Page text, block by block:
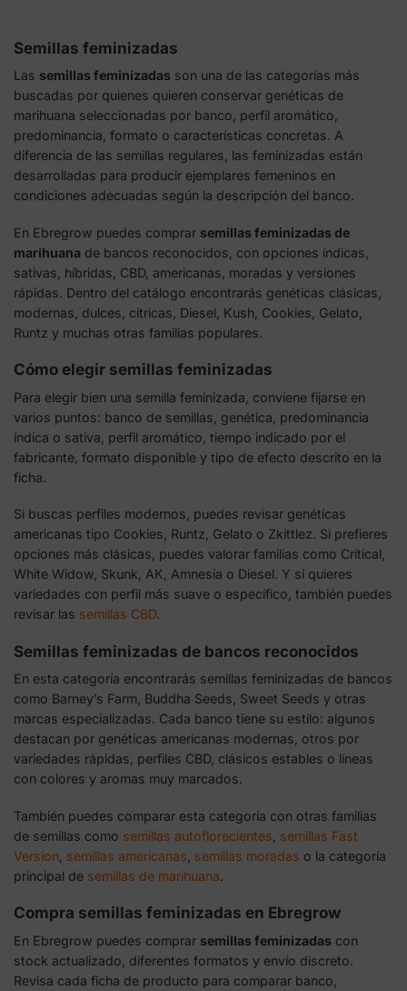
Semillas feminizadas
Las semillas feminizadas son una de las categorías más
buscadas por quienes quieren conservar genéticas de
marihuana seleccionadas por banco, perfil aromático,
predominancia, formato o características concretas. A
diferencia de las semillas regulares, las feminizadas están
desarrolladas para producir ejemplares femeninos en
condiciones adecuadas según la descripción del banco.
En Ebregrow puedes comprar semillas feminizadas de
marihuana de bancos reconocidos, con opciones índicas,
sativas, híbridas, CBD, americanas, moradas y versiones
rápidas. Dentro del catálogo encontrarás genéticas clásicas,
modernas, dulces, cítricas, Diesel, Kush, Cookies, Gelato,
Runtz y muchas otras familias populares.
Cómo elegir semillas feminizadas
Para elegir bien una semilla feminizada, conviene fijarse en
varios puntos: banco de semillas, genética, predominancia
índica o sativa, perfil aromático, tiempo indicado por el
fabricante, formato disponible y tipo de efecto descrito en la
ficha.
Si buscas perfiles modernos, puedes revisar genéticas
americanas tipo Cookies, Runtz, Gelato o Zkittlez. Si prefieres
opciones más clásicas, puedes valorar familias como Critical,
White Widow, Skunk, AK, Amnesia o Diesel. Y si quieres
variedades con perfil más suave o específico, también puedes
revisar las semillas CBD.
Semillas feminizadas de bancos reconocidos
En esta categoría encontrarás semillas feminizadas de bancos
como Barney’s Farm, Buddha Seeds, Sweet Seeds y otras
marcas especializadas. Cada banco tiene su estilo: algunos
destacan por genéticas americanas modernas, otros por
variedades rápidas, perfiles CBD, clásicos estables o líneas
con colores y aromas muy marcados.
También puedes comparar esta categoría con otras familias
de semillas como semillas autoflorecientes semillas Fast
Version semillas americanas semillas moradas o la categoría
principal de semillas de marihuana.
Compra semillas feminizadas en Ebregrow
En Ebregrow puedes comprar semillas feminizadas con
stock actualizado, diferentes formatos y envío discreto.
Revisa cada ficha de producto para comparar banco,